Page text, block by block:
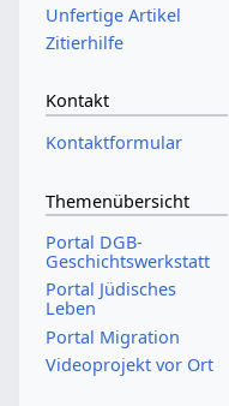
Unfertige Artikel
Zitierhilfe
Kontakt
Kontaktformular
Themenübersicht
Portal DGB-
Geschichtswerkstatt
Portal Jüdisches
Leben
Portal Migration
Videoprojekt vor Ort